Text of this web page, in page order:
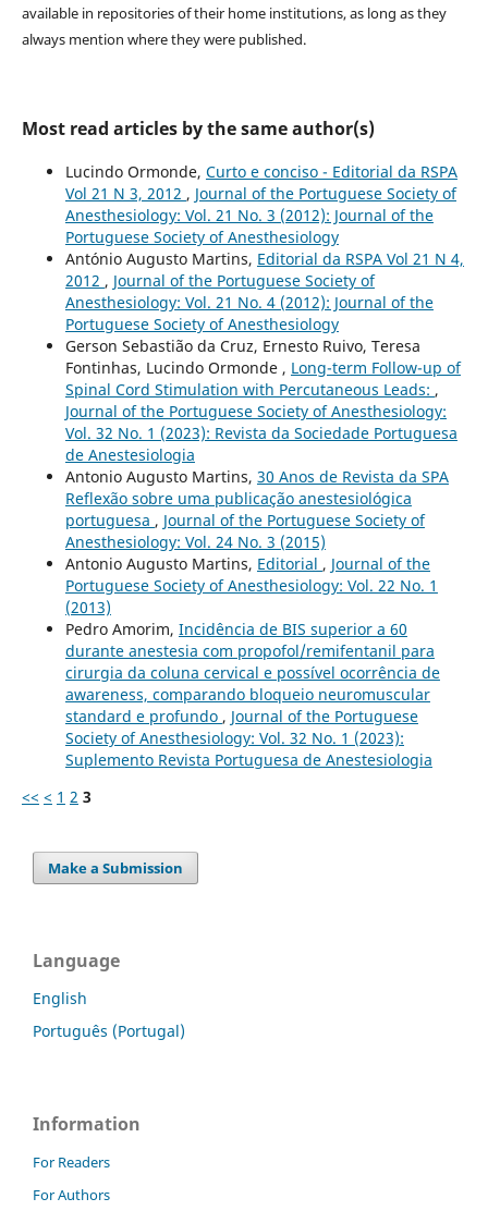
available in repositories of their home institutions, as long as they
always mention where they were published.
Most read articles by the same author(s)
Lucindo Ormonde, Curto e conciso - Editorial da RSPA
Vol 21 N 3, 2012 , Journal of the Portuguese Society of
Anesthesiology: Vol. 21 No. 3 (2012): Journal of the
Portuguese Society of Anesthesiology
António Augusto Martins, Editorial da RSPA Vol 21 N 4,
2012 , Journal of the Portuguese Society of
Anesthesiology: Vol. 21 No. 4 (2012): Journal of the
Portuguese Society of Anesthesiology
Gerson Sebastião da Cruz, Ernesto Ruivo, Teresa
Fontinhas, Lucindo Ormonde , Long-term Follow-up of
Spinal Cord Stimulation with Percutaneous Leads: ,
Journal of the Portuguese Society of Anesthesiology:
Vol. 32 No. 1 (2023): Revista da Sociedade Portuguesa
de Anestesiologia
Antonio Augusto Martins, 30 Anos de Revista da SPA
Reflexão sobre uma publicação anestesiológica
portuguesa , Journal of the Portuguese Society of
Anesthesiology: Vol. 24 No. 3 (2015)
Antonio Augusto Martins, Editorial , Journal of the
Portuguese Society of Anesthesiology: Vol. 22 No. 1
(2013)
Pedro Amorim, Incidência de BIS superior a 60
durante anestesia com propofol/remifentanil para
cirurgia da coluna cervical e possível ocorrência de
awareness, comparando bloqueio neuromuscular
standard e profundo , Journal of the Portuguese
Society of Anesthesiology: Vol. 32 No. 1 (2023):
Suplemento Revista Portuguesa de Anestesiologia
<< < 1 2 3
Make a Submission
Language
English
Português (Portugal)
Information
For Readers
For Authors